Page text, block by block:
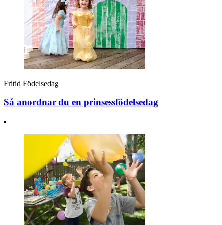
Fritid Födelsedag
Så anordnar du en prinsessfödelsedag